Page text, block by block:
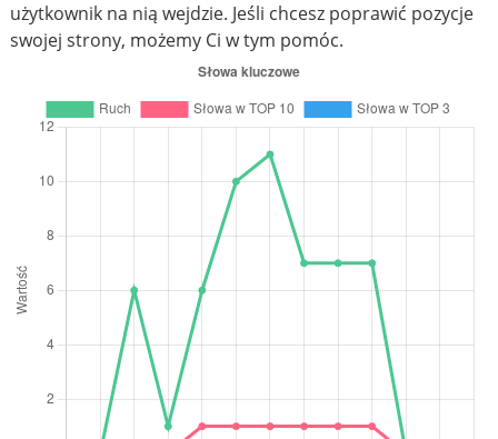
użytkownik na nią wejdzie. Jeśli chcesz poprawić pozycje
swojej strony, możemy Ci w tym pomóc.